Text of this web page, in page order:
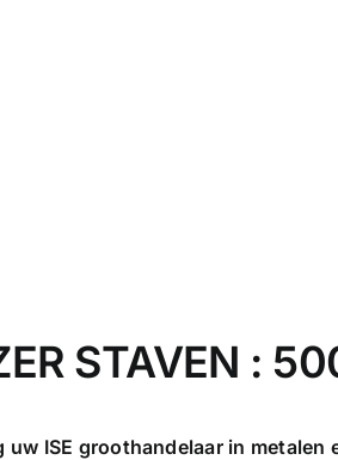
STAVEN :
ISE groothandelaar in